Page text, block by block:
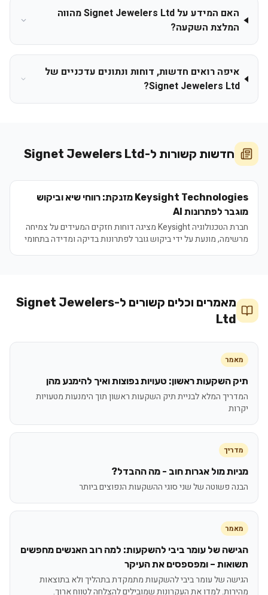
האם המידע על Signet Jewelers Ltd מהווה
המלצת השקעה?
איפה רואים חדשות, דוחות ונתונים עדכניים של
Signet Jewelers Ltd?
חדשות קשורות ל-Signet Jewelers Ltd
Keysight Technologies מזנקת: רווחי שיא וביקוש
מוגבר לפתרונות AI
חברת הטכנולוגיה Keysight מציגה דוחות חזקים המעידים על צמיחה
מרשימה, מונעת על ידי ביקוש גובר לפתרונות בדיקה ומדידה בתחומי
מאמרים וכלים קשורים ל-Signet Jewelers
Ltd
מאמר
תיק השקעות ראשון: טעויות נפוצות ואיך להימנע מהן
המדריך המלא לבניית תיק השקעות ראשון תוך הימנעות מטעויות
יקרות
מדריך
מניות מול אגרות חוב - מה ההבדל?
הבנה פשוטה של שני סוגי ההשקעות הנפוצים ביותר
מאמר
הגישה של עומר ביבי להשקעות: למה רוב האנשים מחפשים
תשואות – ומפספסים את העיקר
הגישה של עומר ביבי להשקעות מתמקדת בתהליך ולא בתוצאות
מהירות. למדו את העקרונות שמובילים להצלחה לטווח ארוך.